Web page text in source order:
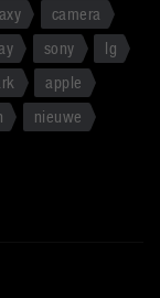
camera
sony
lg
apple
nieuwe